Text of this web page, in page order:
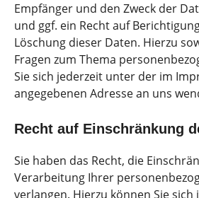
Empfänger und den Zweck der
und ggf. ein Recht auf
Löschung dieser Daten. Hierzu
Fragen zum Thema
Sie sich jederzeit unter der im
angegebenen Adresse an uns
Recht auf Einschränkung
Sie haben das Recht, die
Verarbeitung Ihrer
verlangen. Hierzu können Sie